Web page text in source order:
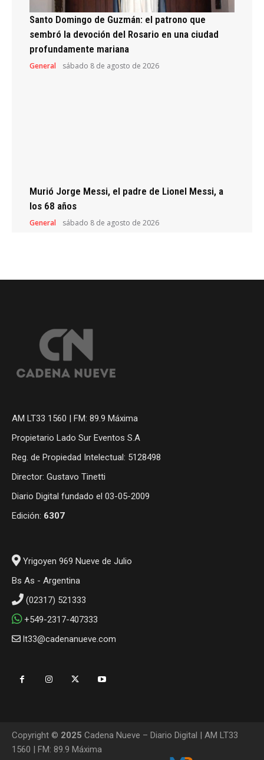
Santo Domingo de Guzmán: el patrono que
sembró la devoción del Rosario en una ciudad
profundamente mariana
General sábado 8 de agosto de 2026
Murió Jorge Messi, el padre de Lionel Messi, a
los 68 años
General sábado 8 de agosto de 2026
AM LT33 1560 | FM: 89.9 Máxima
Propietario Lado Sur Eventos S.A
Reg. de Propiedad Intelectual: 5128498
Director: Gustavo Tinetti
Diario Digital fundado el 03-05-2009
Edición: 6307
Yrigoyen 969 Nueve de Julio
Bs As - Argentina
(02317) 521333
+549-2317-407333
lt33@cadenanueve.com
Copyright © 2025 Cadena Nueve – Diario Digital | AM LT33
1560 | FM: 89.9 Máxima